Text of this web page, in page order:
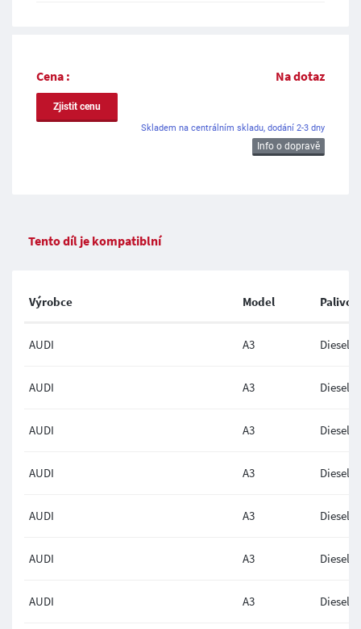
Cena : Na dotaz
Zjistit cenu
Skladem na centrálním skladu, dodání 2-3 dny
Info o dopravě
Tento díl je kompatiblní
Výrobce Model Palivo
AUDI A3 Diesel
AUDI A3 Diesel
AUDI A3 Diesel
AUDI A3 Diesel
AUDI A3 Diesel
AUDI A3 Diesel
AUDI A3 Diesel